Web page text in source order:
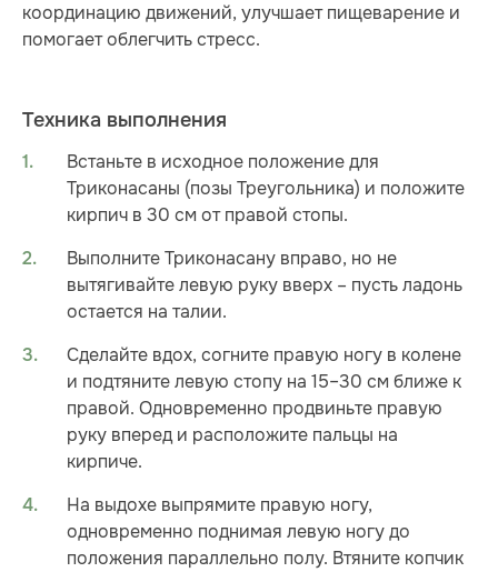
координацию движений, улучшает пищеварение и
помогает облегчить стресс.
Техника выполнения
Встаньте в исходное положение для
Триконасаны (позы Треугольника) и положите
кирпич в 30 см от правой стопы.
Выполните Триконасану вправо, но не
вытягивайте левую руку вверх – пусть ладонь
остается на талии.
Сделайте вдох, согните правую ногу в колене
и подтяните левую стопу на 15–30 см ближе к
правой. Одновременно продвиньте правую
руку вперед и расположите пальцы на
кирпиче.
На выдохе выпрямите правую ногу,
одновременно поднимая левую ногу до
положения параллельно полу. Втяните копчик